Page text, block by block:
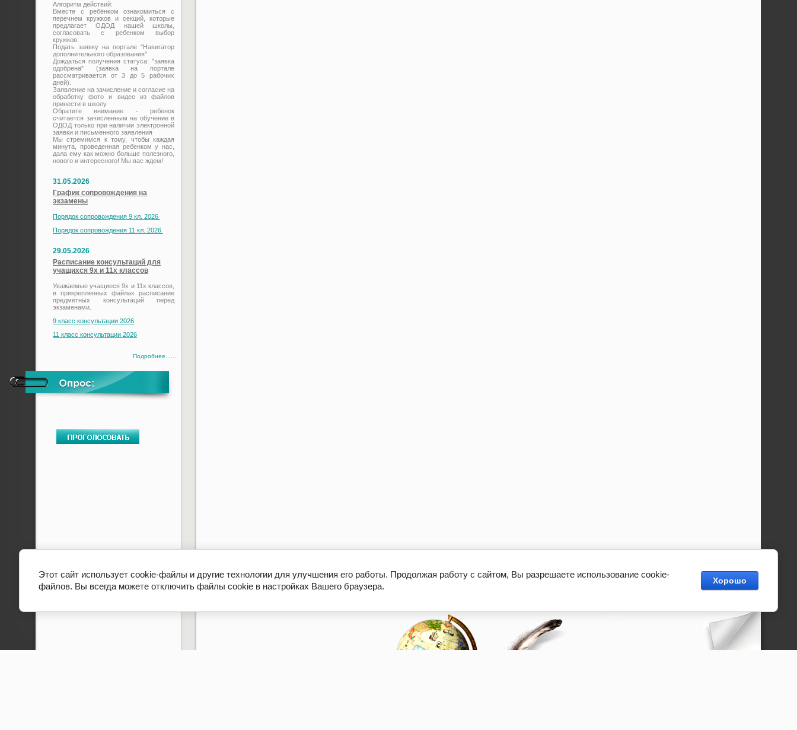
Алгоритм действий:
Вместе с ребёнком ознакомиться с
перечнем кружков и секций, которые
предлагает ОДОД нашей школы,
согласовать с ребенком выбор
кружков.
Подать заявку на портале "Навигатор
дополнительного образования"
Дождаться получения статуса: "заявка
одобрена" (заявка на портале
рассматривается от 3 до 5 рабочих
дней).
Заявление на зачисление и согласие на
обработку фото и видео из файлов
принести в школу
Обратите внимание - ребенок
считается зачисленным на обучение в
ОДОД только при наличии электронной
заявки и письменного заявления
Мы стремимся к тому, чтобы каждая
минута, проведенная ребенком у нас,
дала ему как можно больше полезного,
нового и интересного! Мы вас ждем!
31.05.2026
График сопровождения на
экзамены
Порядок сопровождения 9 кл. 2026
Порядок сопровождения 11 кл. 2026
29.05.2026
Расписание консультаций для
учащихся 9х и 11х классов
Уважаемые учащиеся 9х и 11х классов,
в прикрепленных файлах расписание
предметных консультаций перед
экзаменами.
9 класс консультации 2026
11 класс консультации 2026
Подробнее.......
Этот сайт использует cookie-файлы и другие технологии для улучшения его работы. Продолжая работу с сайтом, Вы разрешаете использование cookie-
файлов. Вы всегда можете отключить файлы cookie в настройках Вашего браузера.
Хорошо